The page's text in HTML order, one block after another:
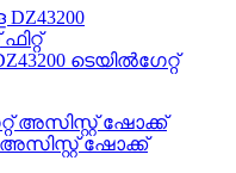
ടെയിൽഗേറ്റ്
അസിസ്റ്റ് ഷോക്ക്